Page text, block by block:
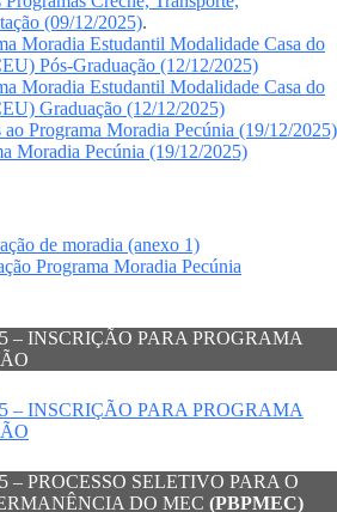
(09/12/2025).
Moradia Estudantil Modalidade Casa do
Pós-Graduação (12/12/2025)
Moradia Estudantil Modalidade Casa do
Graduação (12/12/2025)
ao Programa Moradia Pecúnia (19/12/2025)
Moradia Pecúnia (19/12/2025)
de moradia (anexo 1)
Programa Moradia Pecúnia
– INSCRIÇÃO PARA PROGRAMA
– INSCRIÇÃO PARA PROGRAMA
– PROCESSO SELETIVO PARA O
DO MEC (PBPMEC)